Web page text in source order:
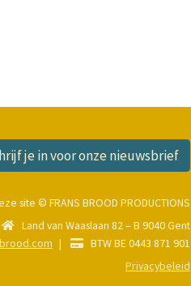
je in voor onze nieuwsbrief
site © FRANS BROOD PRODUCTIONS
Land van Waaslaan 82 – B 9040 Gent
BTW BE 0443 871 901
Privacybeleid